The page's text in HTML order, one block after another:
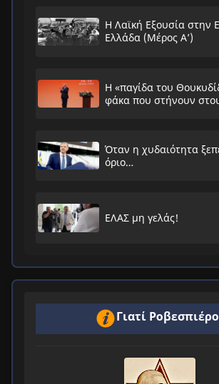
Η Λαϊκή Εξουσία στην
Ελλάδα (Μέρος Α’)
Η «παγίδα του
φάκα που στήνουν
Όταν η χυδαιότητα
όριο…
ΕΛΑΣ μη γελάς!
Γιατί